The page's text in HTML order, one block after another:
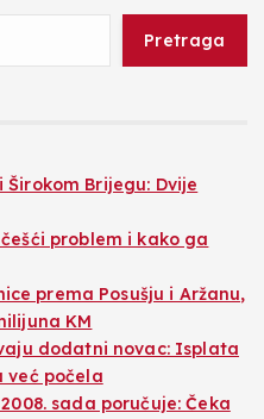
Pretraga
Širokom Brijegu: Dvije
problem i kako ga
prema Posušju i Aržanu,
KM
dodatni novac: Isplata
već počela
sada poručuje: Čeka